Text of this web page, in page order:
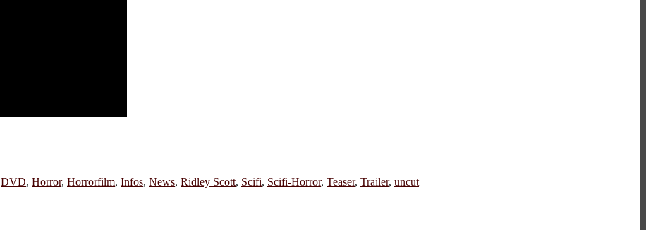
DVD, Horror, Horrorfilm, Infos, News, Ridley Scott, Scifi, Scifi-Horror, Teaser, Trailer, uncut